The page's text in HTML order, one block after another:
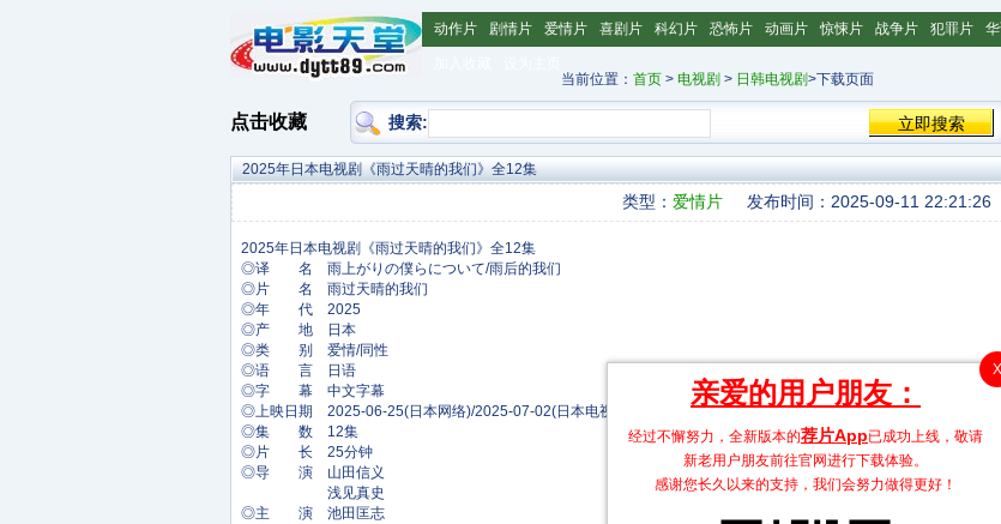
动作片 剧情片 爱情片 喜剧片 科幻片 恐怖片 动画片 惊悚片 战争片 犯罪片
当前位置： 首页 > 电视剧 > 日韩电视剧>下载页面
点击收藏 搜索:
2025年日本电视剧《雨过天晴的我们》全12集
类型： 爱情片 发布时间：2025-09-11 22:21:26
◎译 名 雨上がりの僕らについて/雨后的我们
◎片 名 雨过天晴的我们
◎年 代 2025
◎产 地 日本
◎类 别 爱情/同性
◎语 言 日语
◎字 幕 中文字幕
◎上映日期 2025-06-25(日本网络)/2025-07-02(日本电视)
◎集 数 12集
◎片 长 25分钟
◎导 演 山田信义
浅见真史
◎主 演 池田匡志
X
亲爱的用户朋友：
经过不懈努力，全新版本的荐片App已成功上线，敬请
新老用户朋友前往官网进行下载体验。
感谢您长久以来的支持，我们会努力做得更好！